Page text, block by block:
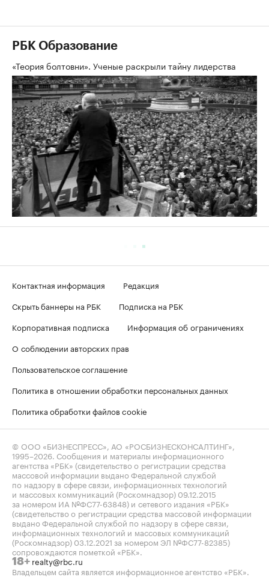
РБК Образование
«Теория болтовни». Ученые раскрыли тайну лидерства
Контактная информация
Редакция
Скрыть баннеры на РБК
Подписка на РБК
Корпоративная подписка
Информация об ограничениях
О соблюдении авторских прав
Пользовательское соглашение
Политика в отношении обработки персональных данных
Политика обработки файлов cookie
© ООО «БИЗНЕСПРЕСС», АО «РОСБИЗНЕСКОНСАЛТИНГ»,
1995–2026. Сообщения и материалы информационного
агентства «РБК» (свидетельство о регистрации средства
массовой информации выдано Федеральной службой
по надзору в сфере связи, информационных технологий
и массовых коммуникаций (Роскомнадзор) 09.12.2015
за номером ИА №ФС77-63848) и сетевого издания «РБК»
(свидетельство о регистрации средства массовой информации
выдано Федеральной службой по надзору в сфере связи,
информационных технологий и массовых коммуникаций
(Роскомнадзор) 03.12.2021 за номером ЭЛ №ФС77-82385)
сопровождаются пометкой «РБК».
18+ realty@rbc.ru
Владельцем сайта является информационное агентство «РБК».